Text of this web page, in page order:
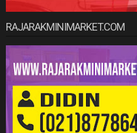
RAJARAKMINIMARKET.COM